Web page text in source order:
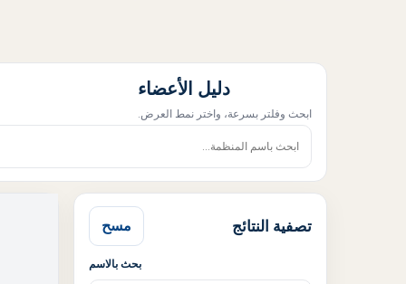
دليل الأعضاء
ابحث وفلتر بسرعة، واختر نمط العرض.
تصفية النتائج مسح
بحث بالاسم